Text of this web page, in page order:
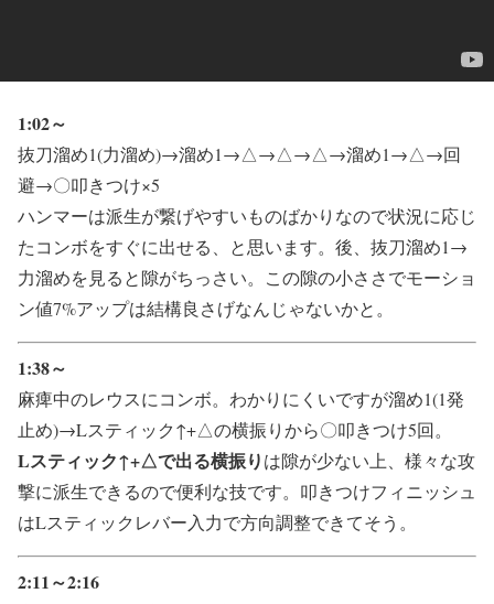
1:02～
抜刀溜め1(力溜め)→溜め1→△→△→△→溜め1→△→回
避→〇叩きつけ×5
ハンマーは派生が繋げやすいものばかりなので状況に応じ
たコンボをすぐに出せる、と思います。後、抜刀溜め1→
力溜めを見ると隙がちっさい。この隙の小ささでモーショ
ン値7%アップは結構良さげなんじゃないかと。
1:38～
麻痺中のレウスにコンボ。わかりにくいですが溜め1(1発
止め)→Lスティック↑+△の横振りから〇叩きつけ5回。
Lスティック↑+△で出る横振りは隙が少ない上、様々な攻
撃に派生できるので便利な技です。叩きつけフィニッシュ
はLスティックレバー入力で方向調整できてそう。
2:11～2:16